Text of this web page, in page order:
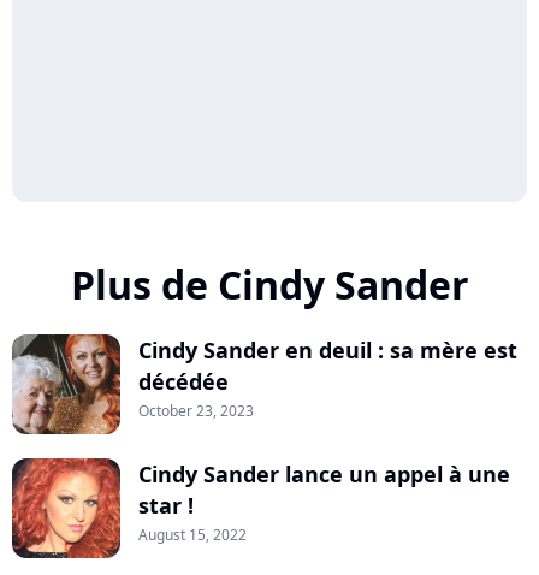
Plus de Cindy Sander
Cindy Sander en deuil : sa mère est
décédée
October 23, 2023
Cindy Sander lance un appel à une
star !
August 15, 2022